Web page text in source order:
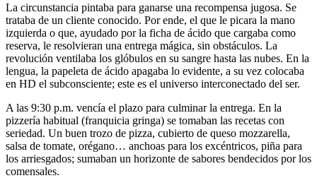
La circunstancia pintaba para ganarse una recompensa jugosa. Se
trataba de un cliente conocido. Por ende, el que le picara la mano
izquierda o que, ayudado por la ficha de ácido que cargaba como
reserva, le resolvieran una entrega mágica, sin obstáculos. La
revolución ventilaba los glóbulos en su sangre hasta las nubes. En la
lengua, la papeleta de ácido apagaba lo evidente, a su vez colocaba
en HD el subconsciente; este es el universo interconectado del ser.
A las 9:30 p.m. vencía el plazo para culminar la entrega. En la
pizzería habitual (franquicia gringa) se tomaban las recetas con
seriedad. Un buen trozo de pizza, cubierto de queso mozzarella,
salsa de tomate, orégano… anchoas para los excéntricos, piña para
los arriesgados; sumaban un horizonte de sabores bendecidos por los
comensales.